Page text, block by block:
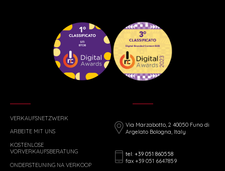
VERKAUFSNETZWERK
ARBEITE MIT UNS
KOSTENLOSE
VORVERKAUFSBERATUNG
ONDERSTEUNING NA VERKOOP
Via Marzabotto, 2 40050 Funo di
Argelato Bologna, Italy
tel: +39 051 860558
fax +39 051 6647859